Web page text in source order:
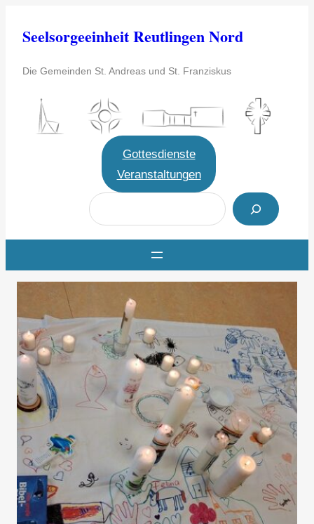
InhaltSeelsorgeeinheit Reutlingen Nord
Die Gemeinden St. Andreas und St. Franziskus
Gottesdienste
Veranstaltungen
S
u
c
e